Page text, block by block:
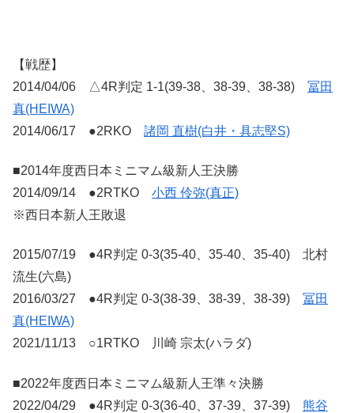
【戦歴】
2014/04/06 △4R判定 1-1(39-38、38-39、38-38) 冨田
真(HEIWA)
2014/06/17 ●2RKO 諸岡 直樹(白井・具志堅S)
■2014年度西日本ミニマム級新人王決勝
2014/09/14 ●2RTKO 小西 伶弥(真正)
※西日本新人王敗退
2015/07/19 ●4R判定 0-3(35-40、35-40、35-40) 北村
流生(六島)
2016/03/27 ●4R判定 0-3(38-39、38-39、38-39) 冨田
真(HEIWA)
2021/11/13 ○1RTKO 川崎 宗太(ハラダ)
■2022年度西日本ミニマム級新人王準々決勝
2022/04/29 ●4R判定 0-3(36-40、37-39、37-39) 熊谷